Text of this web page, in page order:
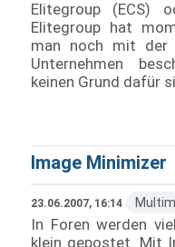
Elitegroup (ECS)
Elitegroup hat
man noch mit der
Unternehmen
keinen Grund dafür
Image Minimizer
23.06.2007, 16:14
In Foren werden
klein gepostet. Mit